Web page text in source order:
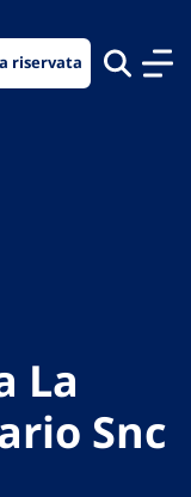
riservata
La
Snc